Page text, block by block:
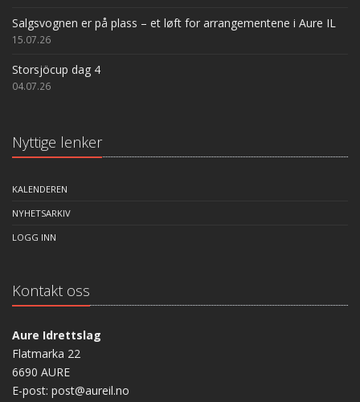
Salgsvognen er på plass – et løft for arrangementene i Aure IL
15.07.26
Storsjöcup dag 4
04.07.26
Nyttige lenker
KALENDEREN
NYHETSARKIV
LOGG INN
Kontakt oss
Aure Idrettslag
Flatmarka 22
6690 AURE
E-post: post@aureil.no